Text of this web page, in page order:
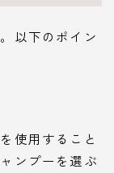
以下のポイン
使用すること
ンプーを選ぶ